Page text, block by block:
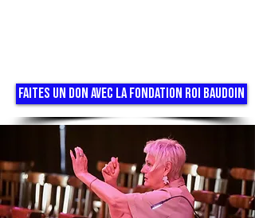
FAITES UN DON AVEC LA FONDATION ROI BAUDOIN